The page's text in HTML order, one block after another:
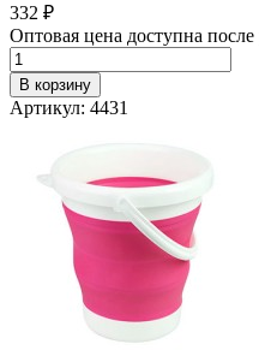
332 ₽
Оптовая цена доступна после
В корзину
Артикул: 4431